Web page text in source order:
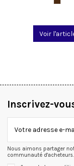
Voir
Inscrivez-
Nous aimons partager
communauté d'acheteurs.